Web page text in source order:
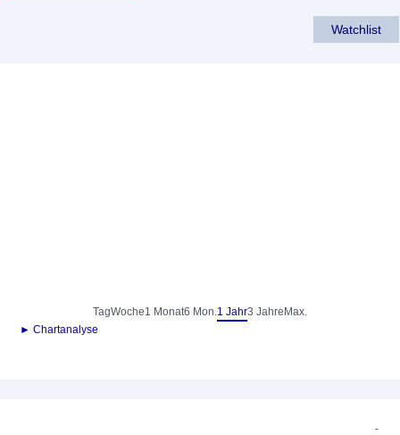
Watchlist
TagWoche1 Monat6 Mon.1 Jahr3 Jahre Max.
► Chartanalyse
-